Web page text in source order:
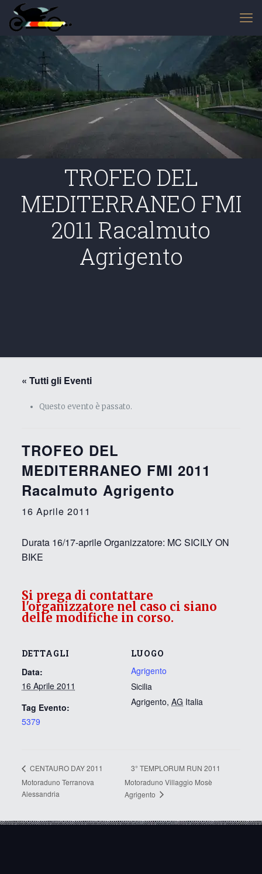
TROFEO DEL
MEDITERRANEO FMI
2011 Racalmuto
Agrigento
« Tutti gli Eventi
Questo evento è passato.
TROFEO DEL
MEDITERRANEO FMI 2011
Racalmuto Agrigento
16 Aprile 2011
Durata 16/17-aprile Organizzatore: MC SICILY ON
BIKE
DETTAGLI
Data:
16 Aprile 2011
Tag Evento:
5379
LUOGO
Agrigento
Sicilia
Agrigento, AG Italia
Si prega di contattare
l'organizzatore nel caso ci siano
delle modifiche in corso.
CENTAURO DAY 2011
Motoraduno Terranova
Alessandria
3° TEMPLORUM RUN 2011
Motoraduno Villaggio Mosè
Agrigento